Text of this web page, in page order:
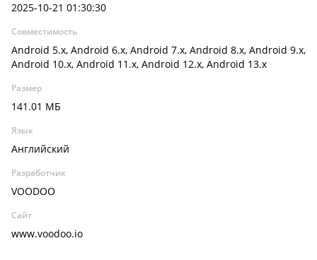
2025-10-21 01:30:30
Совместимость
Android 5.x, Android 6.x, Android 7.x, Android 8.x, Android 9.x,
Android 10.x, Android 11.x, Android 12.x, Android 13.x
Размер
141.01 МБ
Язык
Английский
Разработчик
VOODOO
Сайт
www.voodoo.io